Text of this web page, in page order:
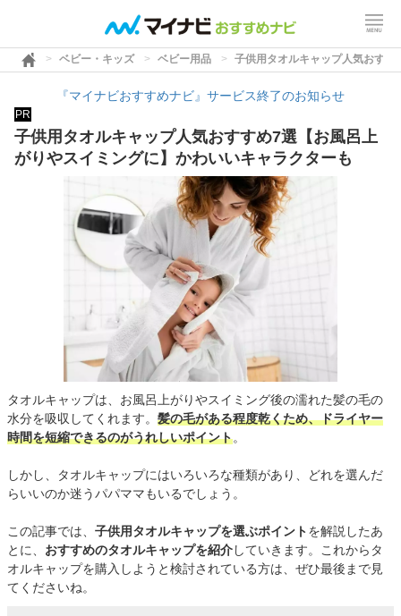
ベビー・キッズ ベビー用品 子供用タオルキャップ人気おす
『マイナビおすすめナビ』サービス終了のお知らせ
PR
子供用タオルキャップ人気おすすめ7選【お風呂上
がりやスイミングに】かわいいキャラクターも
タオルキャップは、お風呂上がりやスイミング後の濡れた髪の毛の
水分を吸収してくれます。 髪の毛がある程度乾くため、ドライヤー
時間を短縮できるのがうれしいポイント。
しかし、タオルキャップにはいろいろな種類があり、どれを選んだ
らいいのか迷うパパママもいるでしょう。
この記事では、 子供用タオルキャップを選ぶポイントを解説したあ
とに、 おすすめのタオルキャップを紹介していきます。これからタ
オルキャップを購入しようと検討されている方は、ぜひ最後まで見
てくださいね。